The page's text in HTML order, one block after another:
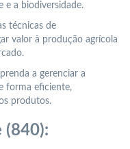
e a biodiversidade.
técnicas de
valor à produção agrícola
a gerenciar a
forma eficiente,
produtos.
(840):